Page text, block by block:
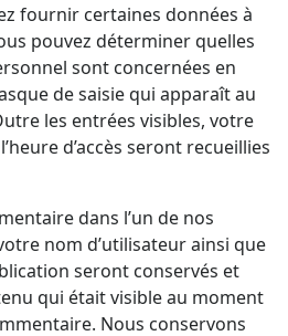
fournir certaines données à
pouvez déterminer quelles
sont concernées en
de saisie qui apparaît au
les entrées visibles, votre
d’accès seront recueillies
dans l’un de nos
nom d’utilisateur ainsi que
seront conservés et
qui était visible au moment
Nous conservons